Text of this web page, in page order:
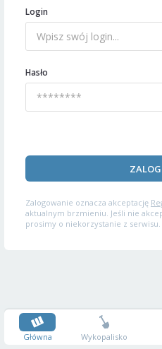
Login
Hasło
Zalogowanie oznacza akceptację
aktualnym brzmieniu. Jeśli nie
prosimy o niekorzystanie z serwisu.
Główna Wykopalisko